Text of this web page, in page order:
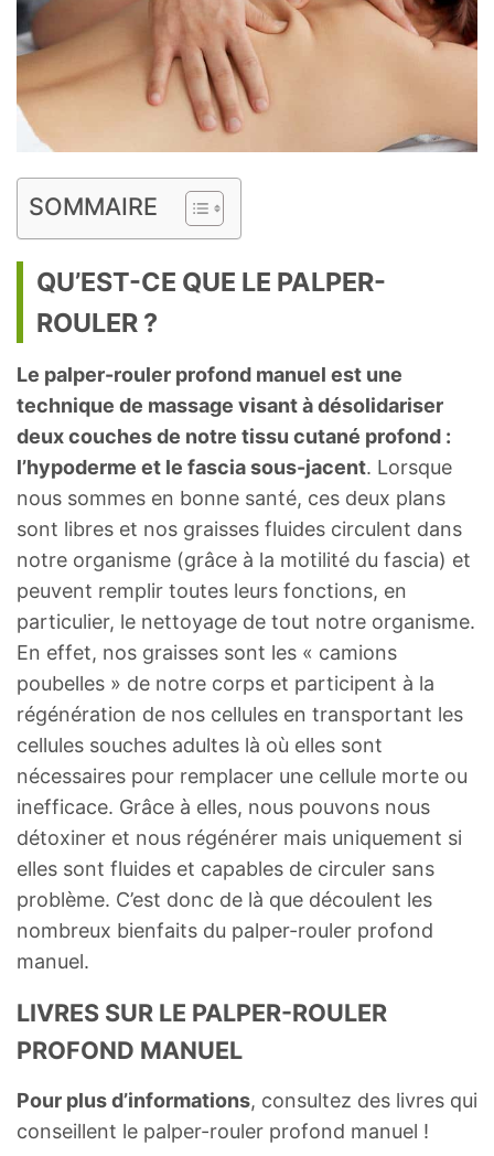
SOMMAIRE
QU’EST-CE QUE LE PALPER-
ROULER ?
Le palper-rouler profond manuel est une
technique de massage visant à désolidariser
deux couches de notre tissu cutané profond :
l’hypoderme et le fascia sous-jacent. Lorsque
nous sommes en bonne santé, ces deux plans
sont libres et nos graisses fluides circulent dans
notre organisme (grâce à la motilité du fascia) et
peuvent remplir toutes leurs fonctions, en
particulier, le nettoyage de tout notre organisme.
En effet, nos graisses sont les « camions
poubelles » de notre corps et participent à la
régénération de nos cellules en transportant les
cellules souches adultes là où elles sont
nécessaires pour remplacer une cellule morte ou
inefficace. Grâce à elles, nous pouvons nous
détoxiner et nous régénérer mais uniquement si
elles sont fluides et capables de circuler sans
problème. C’est donc de là que découlent les
nombreux bienfaits du palper-rouler profond
manuel.
LIVRES SUR LE PALPER-ROULER
PROFOND MANUEL
Pour plus d’informations, consultez des livres qui
conseillent le palper-rouler profond manuel !